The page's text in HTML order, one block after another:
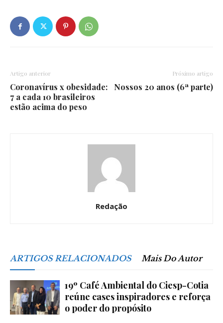
Artigo anterior
Coronavírus x obesidade:
7 a cada 10 brasileiros
estão acima do peso
Próximo artigo
Nossos 20 anos (6ª parte)
Redação
ARTIGOS RELACIONADOS Mais Do Autor
19º Café Ambiental do Ciesp-Cotia
reúne cases inspiradores e reforça
o poder do propósito